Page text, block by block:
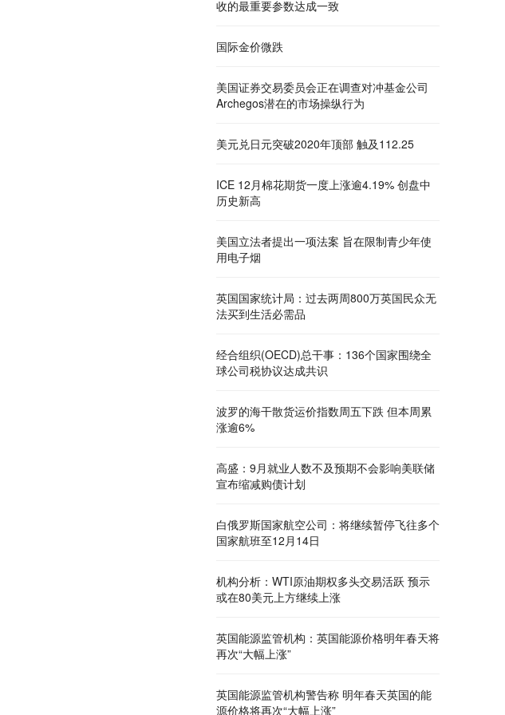
收的最重要参数达成一致
国际金价微跌
美国证券交易委员会正在调查对冲基金公司
Archegos潜在的市场操纵行为
美元兑日元突破2020年顶部 触及112.25
ICE 12月棉花期货一度上涨逾4.19% 创盘中
历史新高
美国立法者提出一项法案 旨在限制青少年使
用电子烟
英国国家统计局：过去两周800万英国民众无
法买到生活必需品
经合组织(OECD)总干事：136个国家围绕全
球公司税协议达成共识
波罗的海干散货运价指数周五下跌 但本周累
涨逾6%
高盛：9月就业人数不及预期不会影响美联储
宣布缩减购债计划
白俄罗斯国家航空公司：将继续暂停飞往多个
国家航班至12月14日
机构分析：WTI原油期权多头交易活跃 预示
或在80美元上方继续上涨
英国能源监管机构：英国能源价格明年春天将
再次“大幅上涨”
英国能源监管机构警告称 明年春天英国的能
源价格将再次“大幅上涨”